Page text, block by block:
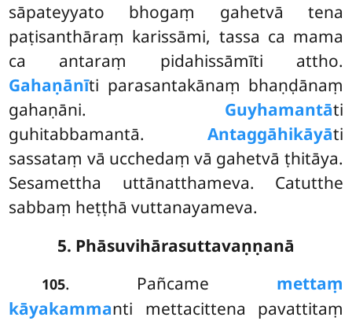
sāpateyyato bhogaṃ gahetvā tena
paṭisanthāraṃ karissāmi, tassa ca mama
ca antaraṃ pidahissāmīti attho.
Gahaṇānīti parasantakānaṃ bhaṇḍānaṃ
gahaṇāni. Guyhamantāti
guhitabbamantā. Antaggāhikāyāti
sassataṃ vā ucchedaṃ vā gahetvā ṭhitāya.
Sesamettha uttānatthameva. Catutthe
sabbaṃ heṭṭhā vuttanayameva.
5. Phāsuvihārasuttavaṇṇanā
105. Pañcame mettaṃ
kāyakammanti mettacittena pavattitaṃ